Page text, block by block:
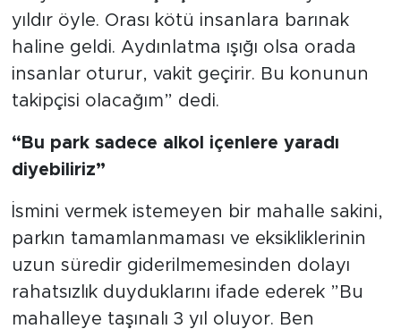
yıldır öyle. Orası kötü insanlara barınak
haline geldi. Aydınlatma ışığı olsa orada
insanlar oturur, vakit geçirir. Bu konunun
takipçisi olacağım” dedi.
“Bu park sadece alkol içenlere yaradı
diyebiliriz”
İsmini vermek istemeyen bir mahalle sakini,
parkın tamamlanmaması ve eksikliklerinin
uzun süredir giderilmemesinden dolayı
rahatsızlık duyduklarını ifade ederek ”Bu
mahalleye taşınalı 3 yıl oluyor. Ben